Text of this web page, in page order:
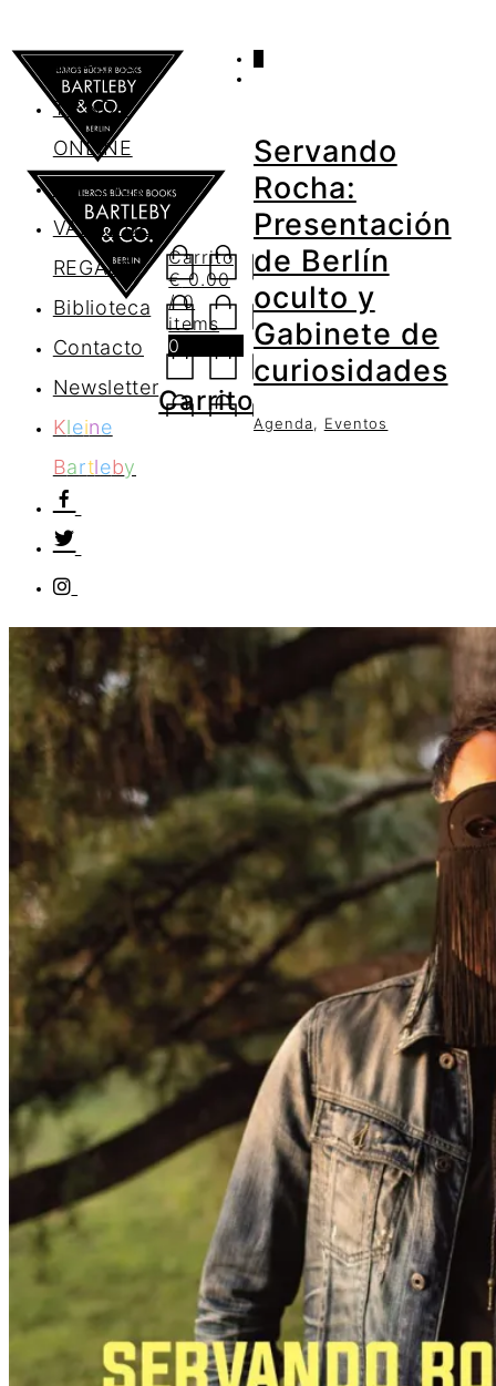
AGENDA
TIENDA
ONLINE
Nosotros
VALES DE
REGALO
Biblioteca
Contacto
Newsletter
Kleine
Bartleby
Carrito
€0.00
/ 0
items
0
Carrito
Servando
Rocha:
Presentación
de Berlín
oculto y
Gabinete de
curiosidades
Agenda, Eventos